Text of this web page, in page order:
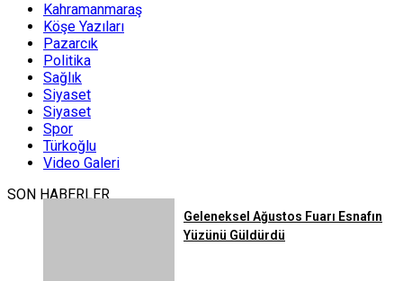
Kahramanmaraş
Köşe Yazıları
Pazarcık
Politika
Sağlık
Siyaset
Siyaset
Spor
Türkoğlu
Video Galeri
SON HABERLER
Geleneksel Ağustos Fuarı Esnafın
Yüzünü Güldürdü